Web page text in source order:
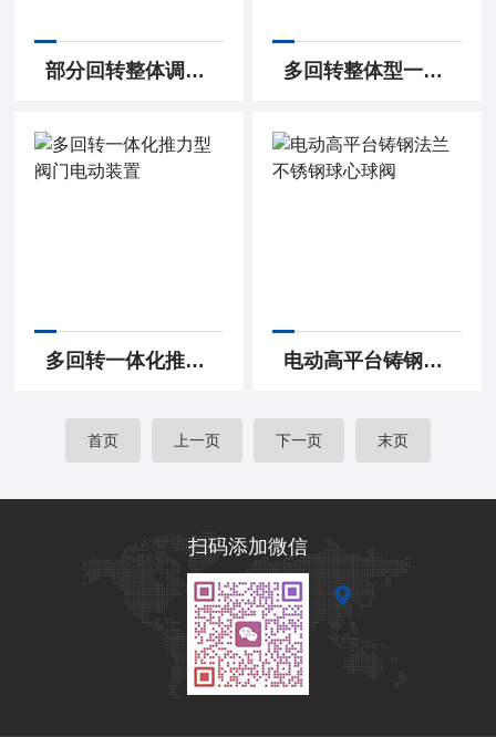
部分回转整体调节型阀门电动执行机构 多回转整体型一体化阀门电动装置
多回转一体化推力型阀门电动装置 电动高平台铸钢法兰不锈钢球心球阀
首页 上一页 下一页 末页
扫码添加微信